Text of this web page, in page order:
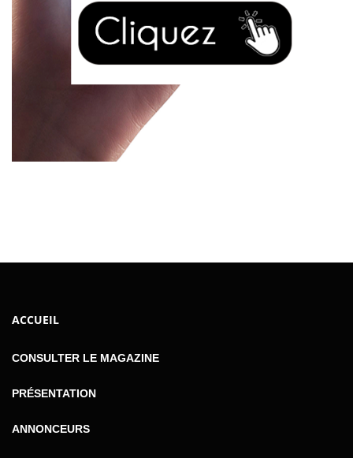
ACCUEIL
CONSULTER LE MAGAZINE
PRÉSENTATION
ANNONCEURS